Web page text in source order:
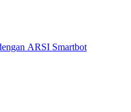
ARSI Smartbot